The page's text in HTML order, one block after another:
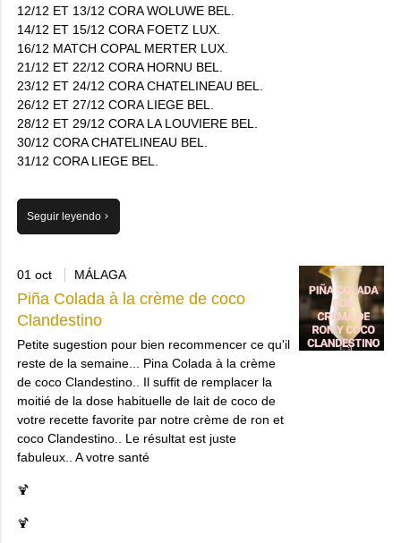
12/12 ET 13/12 CORA WOLUWE BEL.
14/12 ET 15/12 CORA FOETZ LUX.
16/12 MATCH COPAL MERTER LUX.
21/12 ET 22/12 CORA HORNU BEL.
23/12 ET 24/12 CORA CHATELINEAU BEL.
26/12 ET 27/12 CORA LIEGE BEL.
28/12 ET 29/12 CORA LA LOUVIERE BEL.
30/12 CORA CHATELINEAU BEL.
31/12 CORA LIEGE BEL.
Seguir leyendo
01 oct MÁLAGA
Piña Colada à la crème de coco
Clandestino
Petite sugestion pour bien recommencer ce qu'il
reste de la semaine... Pina Colada à la crème
de coco Clandestino.. Il suffit de remplacer la
moitié de la dose habituelle de lait de coco de
votre recette favorite par notre crème de ron et
coco Clandestino.. Le résultat est juste
fabuleux.. A votre santé
🍹
🍹